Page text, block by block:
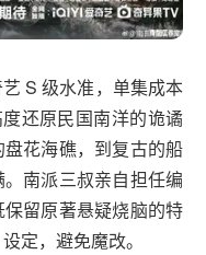
S 级水准，单集成本
还原民国南洋的诡谲
花海礁，到复古的船
南派三叔亲自担任编
留原著悬疑烧脑的特
定，避免魔改。